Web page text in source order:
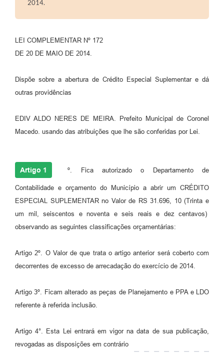
2014.
LEI COMPLEMENTAR Nº 172
DE 20 DE MAIO DE 2014.
Dispõe sobre a abertura de Crédito Especial Suplementar e dá
outras providências
EDIV ALDO NERES DE MEIRA. Prefeito Municipal de Coronel
Macedo. usando das atribuições que lhe são conferidas por Lei.
Artigo 1 º. Fica autorizado o Departamento de
Contabilidade e orçamento do Município a abrir um CRÉDITO
ESPECIAL SUPLEMENTAR no Valor de RS 31.696, 10 (Trinta e
um mil, seiscentos e noventa e seis reais e dez centavos)
observando as seguintes classificações orçamentárias:
Artigo 2º. O Valor de que trata o artigo anterior será coberto com
decorrentes de excesso de arrecadação do exercício de 2014.
Artigo 3º. Ficam alterado as peças de Planejamento e PPA e LDO
referente à referida inclusão.
Artigo 4°. Esta Lei entrará em vigor na data de sua publicação,
revogadas as disposições em contrário